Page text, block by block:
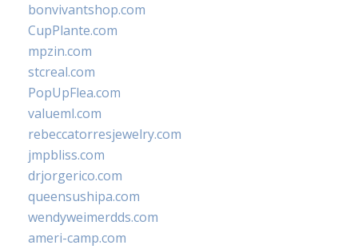
bonvivantshop.com
CupPlante.com
mpzin.com
stcreal.com
PopUpFlea.com
valueml.com
rebeccatorresjewelry.com
jmpbliss.com
drjorgerico.com
queensushipa.com
wendyweimerdds.com
ameri-camp.com